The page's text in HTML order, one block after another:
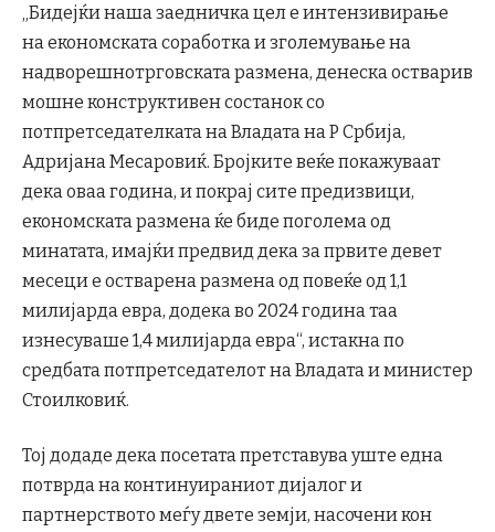
„Бидејќи наша заедничка цел е интензивирање
на економската соработка и зголемување на
надворешнотрговската размена, денеска остварив
мошне конструктивен состанок со
потпретседателката на Владата на Р Србија,
Адријана Месаровиќ. Бројките веќе покажуваат
дека оваа година, и покрај сите предизвици,
економската размена ќе биде поголема од
минатата, имајќи предвид дека за првите девет
месеци е остварена размена од повеќе од 1,1
милијарда евра, додека во 2024 година таа
изнесуваше 1,4 милијарда евра“, истакна по
средбата потпретседателот на Владата и министер
Стоилковиќ.
Тој додаде дека посетата претставува уште една
потврда на континуираниот дијалог и
партнерството меѓу двете земји, насочени кон